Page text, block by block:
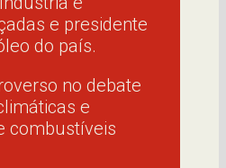
e presidente
do país.
no debate
e
combustíveis